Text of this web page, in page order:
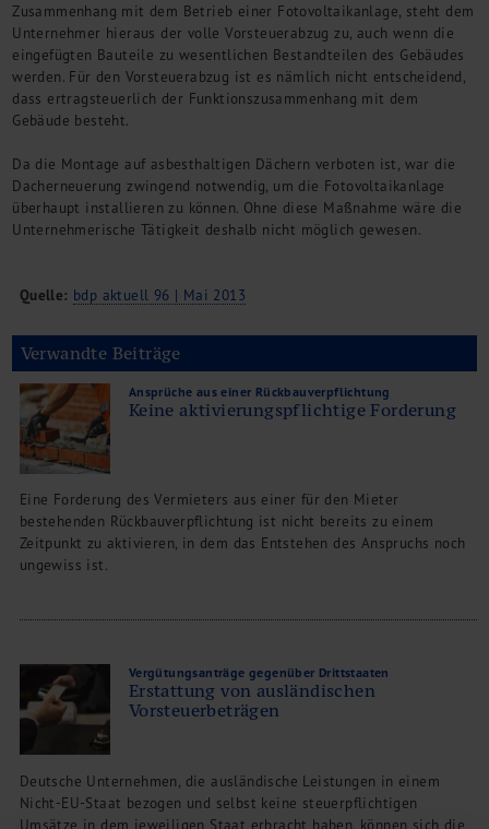
Zusammenhang mit dem Betrieb einer Fotovoltaikanlage, steht dem
Unternehmer hieraus der volle Vorsteuerabzug zu, auch wenn die
eingefügten Bauteile zu wesentlichen Bestandteilen des Gebäudes
werden. Für den Vorsteuerabzug ist es nämlich nicht entscheidend,
dass ertragsteuerlich der Funktionszusammenhang mit dem
Gebäude besteht.
Da die Montage auf asbesthaltigen Dächern verboten ist, war die
Dacherneuerung zwingend notwendig, um die Fotovoltaikanlage
überhaupt installieren zu können. Ohne diese Maßnahme wäre die
Unternehmerische Tätigkeit deshalb nicht möglich gewesen.
Quelle: bdp aktuell 96 | Mai 2013
Verwandte Beiträge
Ansprüche aus einer Rückbauverpflichtung
Keine aktivierungspflichtige Forderung
Eine Forderung des Vermieters aus einer für den Mieter
bestehenden Rückbauverpflichtung ist nicht bereits zu einem
Zeitpunkt zu aktivieren, in dem das Entstehen des Anspruchs noch
ungewiss ist.
Vergütungsanträge gegenüber Drittstaaten
Erstattung von ausländischen
Vorsteuerbeträgen
Deutsche Unternehmen, die ausländische Leistungen in einem
Nicht-EU-Staat bezogen und selbst keine steuerpflichtigen
Umsätze in dem jeweiligen Staat erbracht haben, können sich die